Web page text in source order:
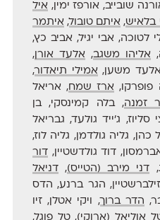
שובייב, אורפז ימין,איל
בלאיש, איתם טובול,איתמר
לטוכה, אבי יגיל, אביב כץ,
אליהו משגב,אלעד אורן,
משען,אמילי תיאדור,
פופרקו, ארז שמח, אריאל
זמנה, בלה קמינסקי, בן
סליוז, ג׳ייד גולעד, גבריאל
כהן, גליה גולדמן, גליה לוז,
דוד גולדשטיין,דור
דני מירב (הטייס),דניאל
הגר ברנע, הדס
הדר ברוך, ויקי אטלן, זיו
אוליאל (ארוקי), טל פוגל,